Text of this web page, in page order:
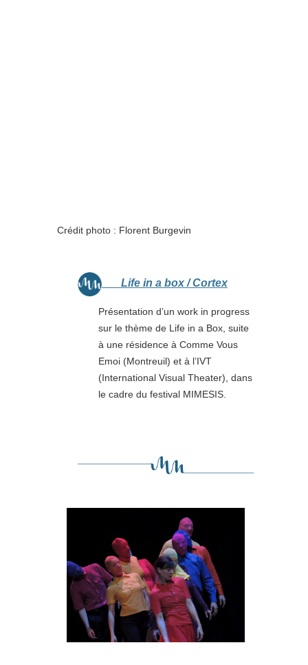
Crédit photo : Florent Burgevin
Life in a box / Cortex
Présentation d’un work in progress
sur le thème de Life in a Box, suite
à une résidence à Comme Vous
Emoi (Montreuil) et à l’IVT
(International Visual Theater), dans
le cadre du festival MIMESIS.